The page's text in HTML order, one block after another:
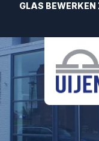
GLAS BEWERKEN